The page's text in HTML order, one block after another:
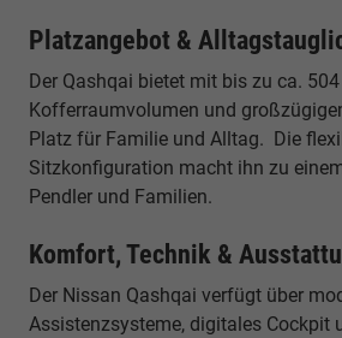
Platzangebot &
Der Qashqai bietet mit bis zu ca.
Kofferraumvolumen und
Platz für Familie und Alltag. Die
Sitzkonfiguration macht ihn zu
Pendler und Familien.
Komfort, Technik &
Der Nissan Qashqai verfügt über
Assistenzsysteme, digitales Cockpit